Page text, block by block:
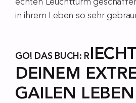
echten Leuchtturm
in ihrem Leben so sehr
GO! DAS BUCH: R
DEINEM
GAILEN LEBEN